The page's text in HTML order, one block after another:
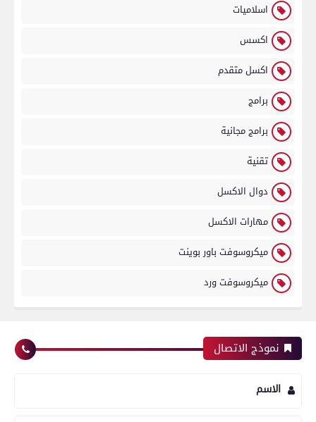
اسلاميات
اكسس
اكسل متقدم
برامج
برامج مجانية
تقنية
دوال الاكسل
مهارات الاكسل
ميكروسوفت باور بوينت
ميكروسوفت ورد
نموذج الاتصال
الاسم